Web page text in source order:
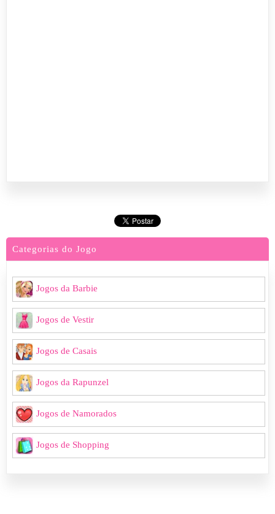
Categorias do Jogo
Jogos da Barbie
Jogos de Vestir
Jogos de Casais
Jogos da Rapunzel
Jogos de Namorados
Jogos de Shopping